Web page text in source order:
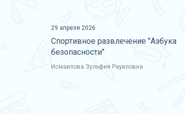
29 апреля 2026
Спортивное развлечение "Азбука
безопасности"
Исмаилова Зульфия Рауиловна